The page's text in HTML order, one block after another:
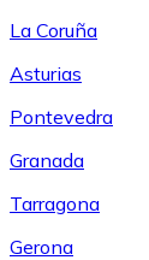
La Coruña
Asturias
Pontevedra
Granada
Tarragona
Gerona